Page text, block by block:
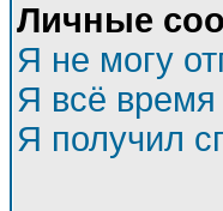
Личные
Я не могу
Я всё
Я получил